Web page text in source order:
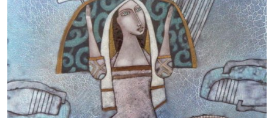
БАЙЦАЕВА ЛЮДМИЛА